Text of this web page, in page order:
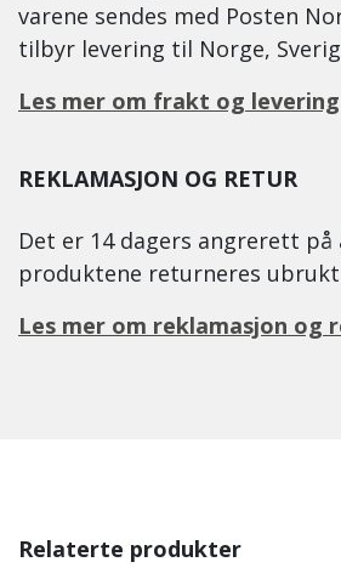
varene sendes med Posten
tilbyr levering til Norge,
Les mer om frakt og levering
REKLAMASJON OG RETUR
Det er 14 dagers angrerett
produktene returneres
Les mer om reklamasjon og
Relaterte produkter